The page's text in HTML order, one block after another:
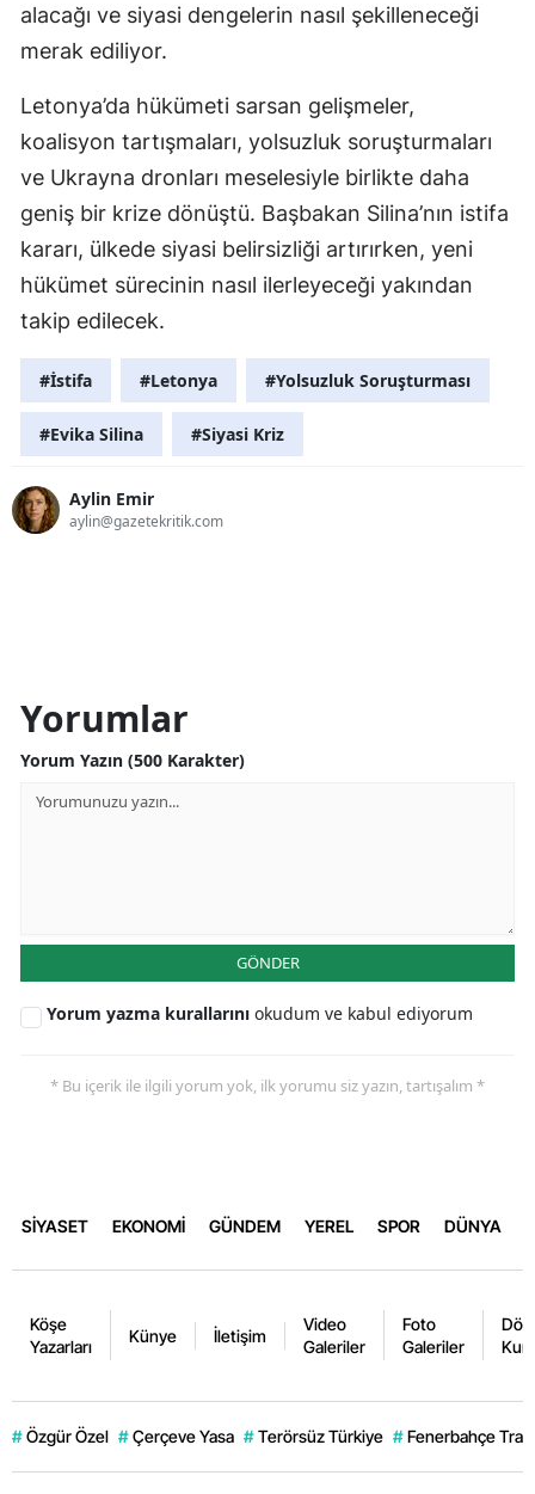
alacağı ve siyasi dengelerin nasıl şekilleneceği
merak ediliyor.
Letonya’da hükümeti sarsan gelişmeler,
koalisyon tartışmaları, yolsuzluk soruşturmaları
ve Ukrayna dronları meselesiyle birlikte daha
geniş bir krize dönüştü. Başbakan Silina’nın istifa
kararı, ülkede siyasi belirsizliği artırırken, yeni
hükümet sürecinin nasıl ilerleyeceği yakından
takip edilecek.
#İstifa #Letonya #Yolsuzluk Soruşturması
#Evika Silina #Siyasi Kriz
Aylin Emir
aylin@gazetekritik.com
Yorumlar
Yorum Yazın (500 Karakter)
GÖNDER
Yorum yazma kurallarını okudum ve kabul ediyorum
* Bu içerik ile ilgili yorum yok, ilk yorumu siz yazın, tartışalım *
SİYASET EKONOMİ GÜNDEM YEREL SPOR DÜNYA
Köşe
Yazarları
Künye İletişim
Video
Galeriler
Foto
Galeriler
# Özgür Özel # Çerçeve Yasa # Terörsüz Türkiye # Fenerbahçe